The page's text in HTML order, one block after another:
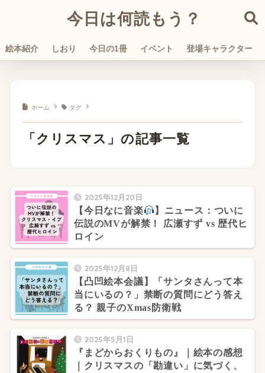
今日は何読もう？
絵本紹介 しおり 今日の1冊 イベント 登場キャラクター
ホーム タグ
「クリスマス」の記事一覧
2025年12月20日
【今日なに音楽
】ニュース：ついに
伝説のMVが解禁！ 広瀬すず vs 歴代ヒ
ロイン
2025年12月8日
【凸凹絵本会議】「サンタさんって本
当にいるの？」禁断の質問にどう答え
る？ 親子のXmas防衛戦
2025年5月1日
『まどからおくりもの』｜絵本の感想
｜クリスマスの「勘違い」に気づく、